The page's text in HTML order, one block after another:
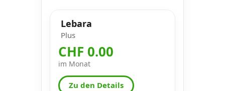
Lebara
Plus
CHF 0.00
im Monat
Zu den Details